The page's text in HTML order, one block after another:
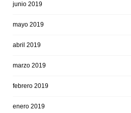
junio 2019
mayo 2019
abril 2019
marzo 2019
febrero 2019
enero 2019